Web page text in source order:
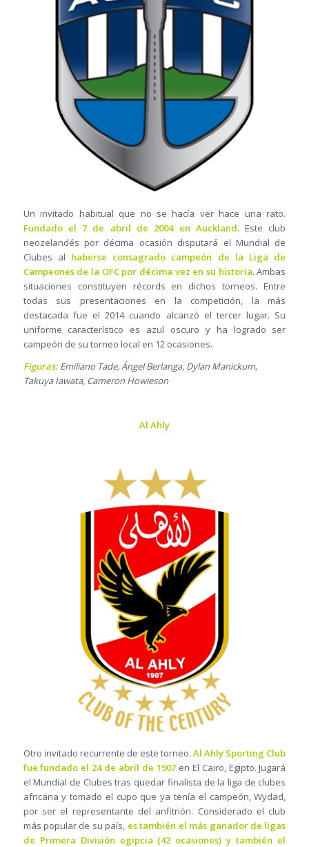
Un invitado habitual que no se hacía ver hace una rato.
Fundado el 7 de abril de 2004 en Auckland. Este club
neozelandés por décima ocasión disputará el Mundial de
Clubes al haberse consagrado campeón de la Liga de
Campeones de la OFC por décima vez en su historia. Ambas
situaciones constituyen récords en dichos torneos. Entre
todas sus presentaciones en la competición, la más
destacada fue el 2014 cuando alcanzó el tercer lugar. Su
uniforme característico es azul oscuro y ha logrado ser
campeón de su torneo local en 12 ocasiones.
Figuras:Emiliano Tade, Ángel Berlanga, Dylan Manickum,
Takuya Iawata, Cameron Howieson
Al Ahly
Otro invitado recurrente de este torneo.Al Ahly Sporting Club
fue fundado el 24 de abril de 1907en El Cairo, Egipto. Jugará
el Mundial de Clubes tras quedar finalista de la liga de clubes
africana y tomado el cupo que ya tenía el campeón, Wydad,
por ser el representante del anfitrión. Considerado el club
más popular de su país, es también el más ganador de ligas
de Primera División egipcia (42 ocasiones) y también el